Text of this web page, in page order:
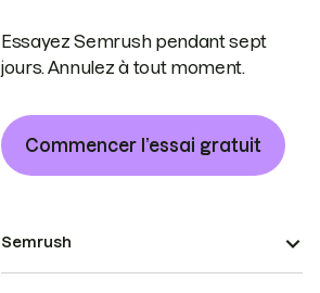
Essayez Semrush pendant sept
jours. Annulez à tout moment.
Commencer l’essai gratuit
Semrush